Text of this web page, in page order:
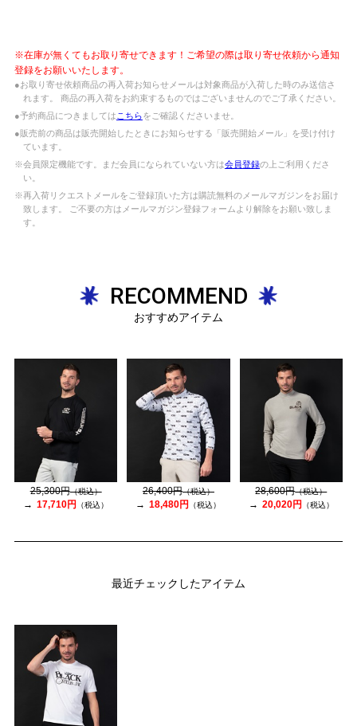
※在庫が無くてもお取り寄せできます！ご希望の際は取り寄せ依頼から通知
登録をお願いいたします。
●お取り寄せ依頼商品の再入荷お知らせメールは対象商品が入荷した時のみ送信さ
れます。 商品の再入荷をお約束するものではございませんのでご了承ください。
●予約商品につきましては こちらをご確認くださいませ。
●販売前の商品は販売開始したときにお知らせする「販売開始メール」を受け付け
ています。
※会員限定機能です。まだ会員になられていない方は会員登録の上ご利用くださ
い。
※再入荷リクエストメールをご登録頂いた方は購読無料のメールマガジンをお届け
致します。 ご不要の方はメールマガジン登録フォームより解除をお願い致しま
す。
RECOMMEND
おすすめアイテム
25,300円（税込）
17,710円 （税込）
26,400円（税込）
18,480円 （税込）
28,600円（税込）
20,020円 （税込）
最近チェックしたアイテム